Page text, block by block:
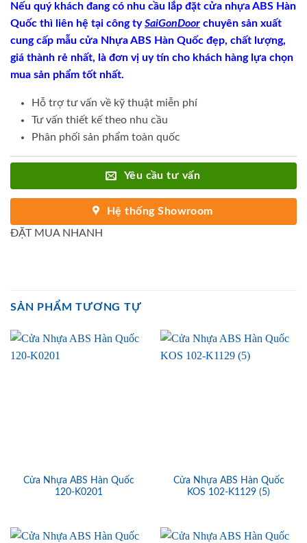
Nếu quý khách đang có nhu cầu lắp đặt cửa nhựa ABS Hàn
Quốc thì liên hệ tại công tySaiGonDoor chuyên sản xuất
cung cấp mẫu cửa Nhựa ABS Hàn Quốc đẹp, chất lượng,
giá thành rẻ nhất, là đơn vị uy tín cho khách hàng lựa chọn
mua sản phẩm tốt nhất.
Hỗ trợ tư vấn về kỹ thuật miễn phí
Tư vấn thiết kế theo nhu cầu
Phân phối sản phẩm toàn quốc
Yêu cầu tư vấn
Hệ thống Showroom
ĐẶT MUA NHANH
SẢN PHẨM TƯƠNG TỰ
Cửa Nhựa ABS Hàn Quốc
120-K0201
Cửa Nhựa ABS Hàn Quốc
KOS 102-K1129 (5)